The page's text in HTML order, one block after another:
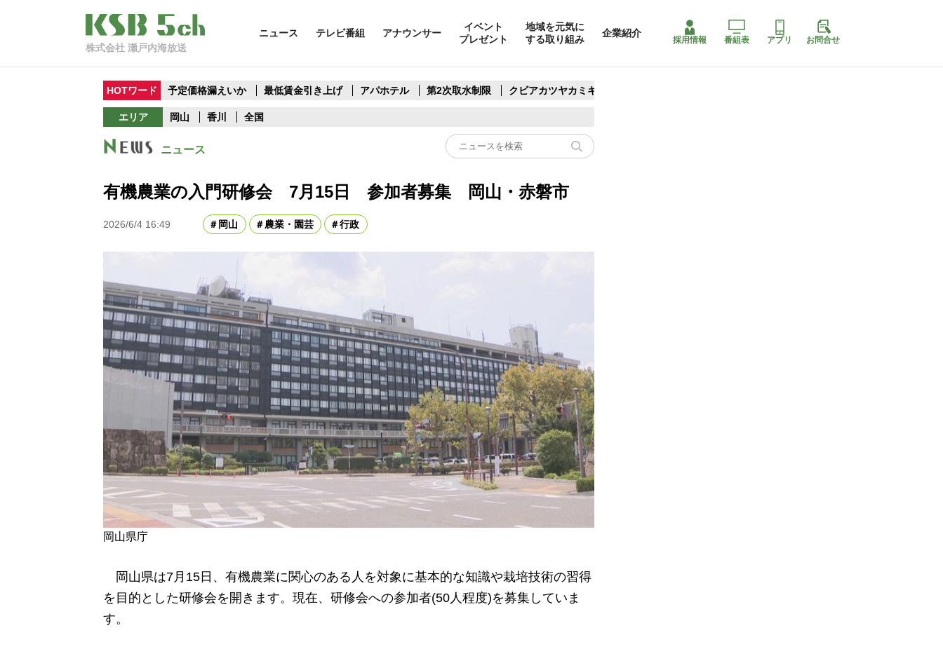
株式会社 瀬戸内海放送
ニュース テレビ番組 アナウンサー
イベント
プレゼント
地域を元気に
する取り組み
企業紹介
採用情報 番組表 アプリ お問合せ
HOTワード 予定価格漏えいか 最低賃金引き上げ アパホテル 第2次取水制限 クビアカツヤカミキリ
エリア 岡山 香川 全国
ニュース
有機農業の入門研修会 7月15日 参加者募集 岡山・赤磐市
2026/6/4 16:49 岡山 農業・園芸 行政
岡山県庁
岡山県は7月15日、有機農業に関心のある人を対象に基本的な知識や栽培技術の習得
を目的とした研修会を開きます。現在、研修会への参加者(50人程度)を募集していま
す。